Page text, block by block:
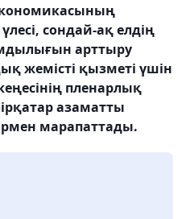
сондай-ақ елдің
арттыру
жемісті қызметі үшін
пленарлық
азаматты
марапаттады.